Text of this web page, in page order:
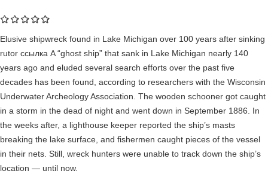
Elusive shipwreck found in Lake Michigan over 100 years after sinking
rutor ссылка A “ghost ship” that sank in Lake Michigan nearly 140
years ago and eluded several search efforts over the past five
decades has been found, according to researchers with the Wisconsin
Underwater Archeology Association. The wooden schooner got caught
in a storm in the dead of night and went down in September 1886. In
the weeks after, a lighthouse keeper reported the ship’s masts
breaking the lake surface, and fishermen caught pieces of the vessel
in their nets. Still, wreck hunters were unable to track down the ship’s
location — until now.